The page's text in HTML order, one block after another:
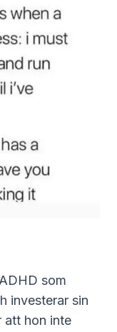
som
investerar sin
hon inte